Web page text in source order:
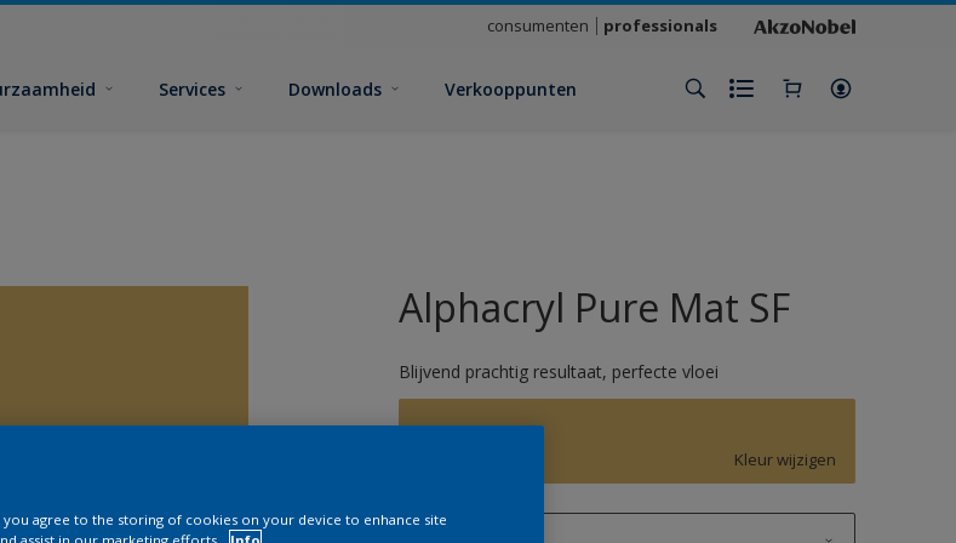
consumenten professionals
Services Downloads Verkooppunten
Alphacryl Pure Mat SF
Blijvend prachtig resultaat, perfecte vloei
F6.35.68
Kleur wijzigen
you agree to the storing of cookies on your device to enhance site